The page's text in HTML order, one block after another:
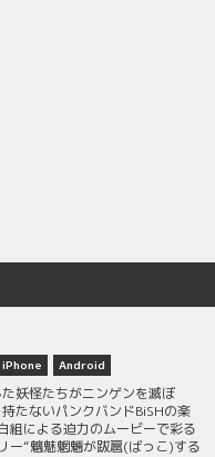
iPhone Android
妖怪たちがニンゲンを滅ぼ
たないパンクバンドBiSHの楽
組による迫力のムービーで彩る
ー“魑魅魍魎が跋扈(ばっこ)する